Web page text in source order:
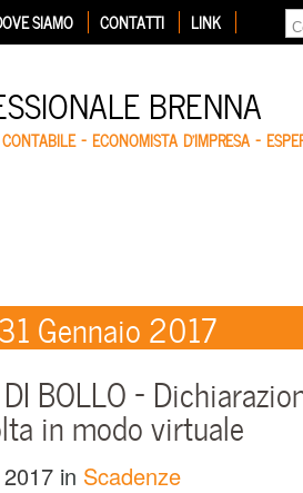
SIAMO CONTATTI LINK
BRENNA
– ECONOMISTA D'IMPRESA –
Gennaio 2017
BOLLO –
in modo virtuale
in Scadenze